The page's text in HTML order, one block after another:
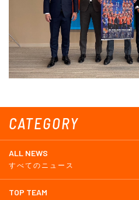
CATEGORY
ALL NEWS
すべてのニュース
TOP TEAM